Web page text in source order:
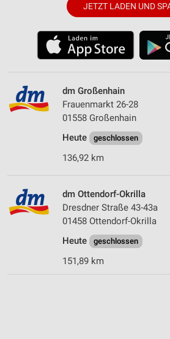
JETZT LADEN UND
dm Großenhain
Frauenmarkt 26-28
01558 Großenhain
Heute
geschlossen
136,92 km
dm Ottendorf-Okrilla
Dresdner Straße 43-43a
01458 Ottendorf-Okrilla
Heute
geschlossen
151,89 km